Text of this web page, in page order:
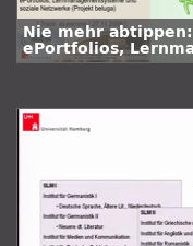
Nie mehr
ePortfolios,
soziale Netzwerke